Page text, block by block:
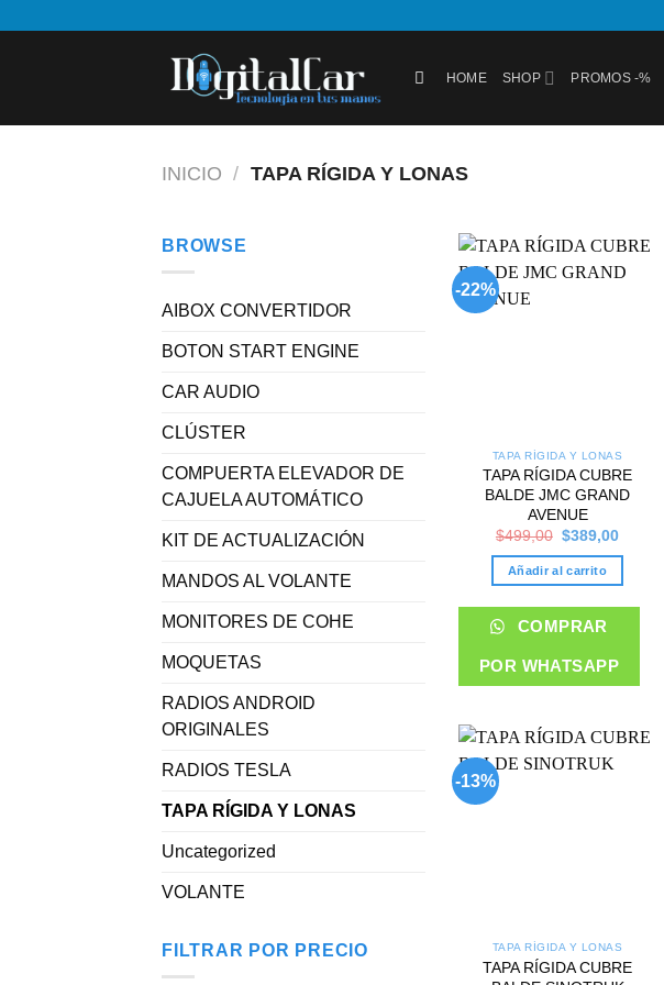
HOME SHOP PROMOS -%
INICIO / TAPA RÍGIDA Y LONAS
BROWSE
AIBOX CONVERTIDOR
BOTON START ENGINE
CAR AUDIO
CLÚSTER
COMPUERTA ELEVADOR DE
CAJUELA AUTOMÁTICO
KIT DE ACTUALIZACIÓN
MANDOS AL VOLANTE
MONITORES DE COHE
MOQUETAS
RADIOS ANDROID
ORIGINALES
RADIOS TESLA
TAPA RÍGIDA Y LONAS
Uncategorized
VOLANTE
FILTRAR POR PRECIO
-22%
TAPA RÍGIDA Y LONAS
TAPA RÍGIDA CUBRE
BALDE JMC GRAND
AVENUE
$499,00 Original
was:
$499,00.
$389,00Current
is:
Añadir al carrito
COMPRAR
POR WHATSAPP
-13%
TAPA RÍGIDA Y LONAS
TAPA RÍGIDA CUBRE